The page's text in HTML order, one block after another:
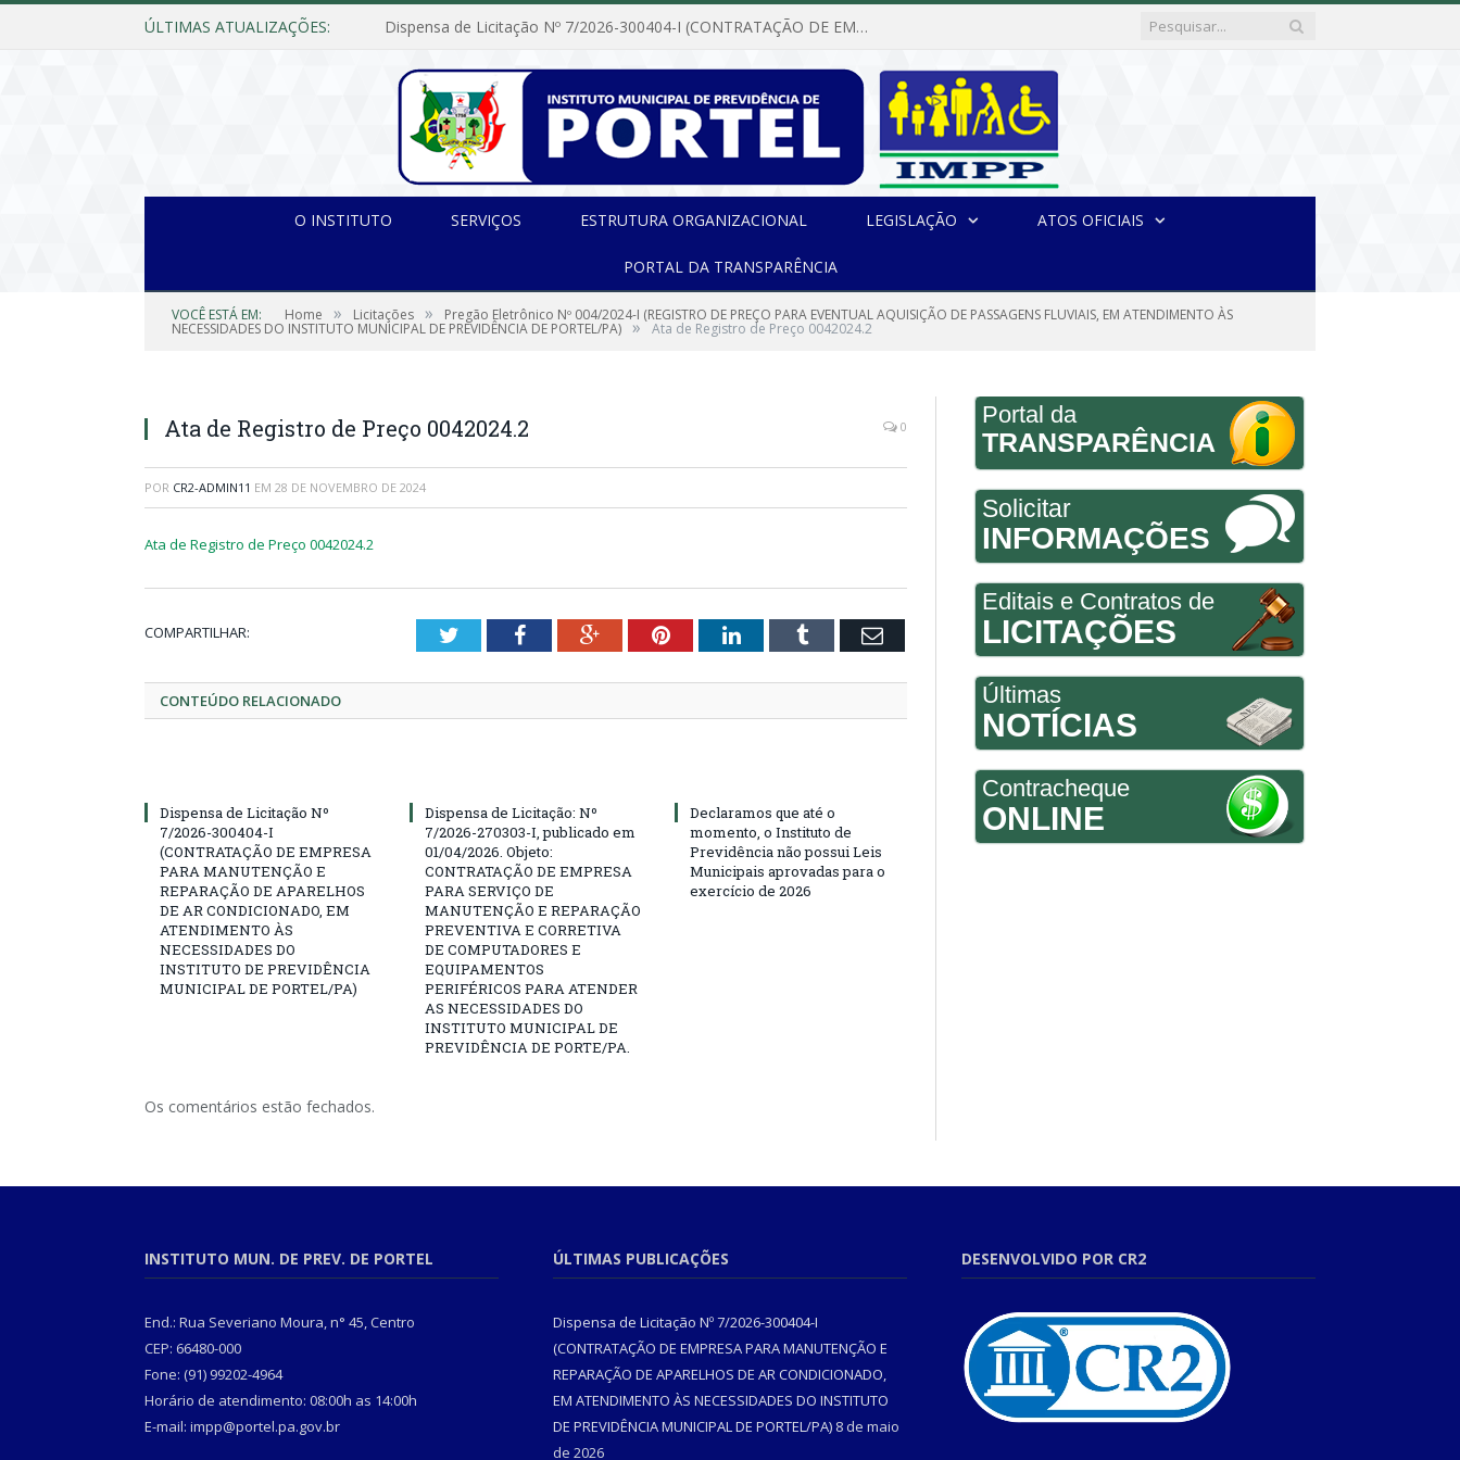
ÚLTIMAS ATUALIZAÇÕES: Dispensa de Licitação Nº 7/2026-300404-I (CONTRATAÇÃO DE EMPRESA PARA MANUTENÇÃO E REPARAÇÃO DE APARELHOS DE AR CONDICIONADO, EM ATENDIMENTO ÀS NECESSIDADES DO INSTITUTO DE PREVIDÊNCIA MUNICIPAL DE PORTEL/PA)
O INSTITUTO SERVIÇOS ESTRUTURA ORGANIZACIONAL LEGISLAÇÃO ATOS OFICIAIS
PORTAL DA TRANSPARÊNCIA
VOCÊ ESTÁ EM: Home » Licitações » Pregão Eletrônico Nº 004/2024-I (REGISTRO DE PREÇO PARA EVENTUAL AQUISIÇÃO DE PASSAGENS FLUVIAIS, EM ATENDIMENTO ÀS
NECESSIDADES DO INSTITUTO MUNICIPAL DE PREVIDÊNCIA DE PORTEL/PA) » Ata de Registro de Preço 0042024.2
Ata de Registro de Preço 0042024.2 0
POR CR2-ADMIN11 EM 28 DE NOVEMBRO DE 2024
Ata de Registro de Preço 0042024.2
COMPARTILHAR: TwitterFacebookGoogle+PinterestLinkedInTumblr Email
CONTEÚDO RELACIONADO
Dispensa de Licitação Nº
7/2026-300404-I
(CONTRATAÇÃO DE EMPRESA
PARA MANUTENÇÃO E
REPARAÇÃO DE APARELHOS
DE AR CONDICIONADO, EM
ATENDIMENTO ÀS
NECESSIDADES DO
INSTITUTO DE PREVIDÊNCIA
MUNICIPAL DE PORTEL/PA)
Dispensa de Licitação: Nº
7/2026-270303-I, publicado em
01/04/2026. Objeto:
CONTRATAÇÃO DE EMPRESA
PARA SERVIÇO DE
MANUTENÇÃO E REPARAÇÃO
PREVENTIVA E CORRETIVA
DE COMPUTADORES E
EQUIPAMENTOS
PERIFÉRICOS PARA ATENDER
AS NECESSIDADES DO
INSTITUTO MUNICIPAL DE
PREVIDÊNCIA DE PORTE/PA.
Declaramos que até o
momento, o Instituto de
Previdência não possui Leis
Municipais aprovadas para o
exercício de 2026
Os comentários estão fechados.
Portal da
TRANSPARÊNCIA
Solicitar
INFORMAÇÕES
Editais e Contratos de
LICITAÇÕES
Últimas
NOTÍCIAS
Contracheque
ONLINE
INSTITUTO MUN. DE PREV. DE PORTEL
End.: Rua Severiano Moura, n° 45, Centro
CEP: 66480-000
Fone: (91) 99202-4964
Horário de atendimento: 08:00h as 14:00h
E-mail: impp@portel.pa.gov.br
ÚLTIMAS PUBLICAÇÕES
Dispensa de Licitação Nº 7/2026-300404-I
(CONTRATAÇÃO DE EMPRESA PARA MANUTENÇÃO E
REPARAÇÃO DE APARELHOS DE AR CONDICIONADO,
EM ATENDIMENTO ÀS NECESSIDADES DO INSTITUTO
DE PREVIDÊNCIA MUNICIPAL DE PORTEL/PA) 8 de maio
de 2026
DESENVOLVIDO POR CR2